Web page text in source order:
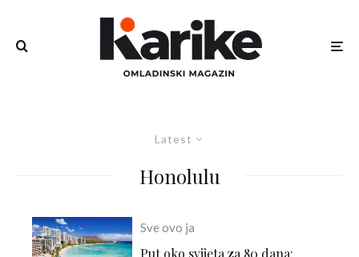
Latest
Honolulu
Sve ovo ja
Put oko svijeta za 80 dana: